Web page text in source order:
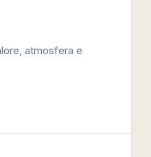
atmosfera e